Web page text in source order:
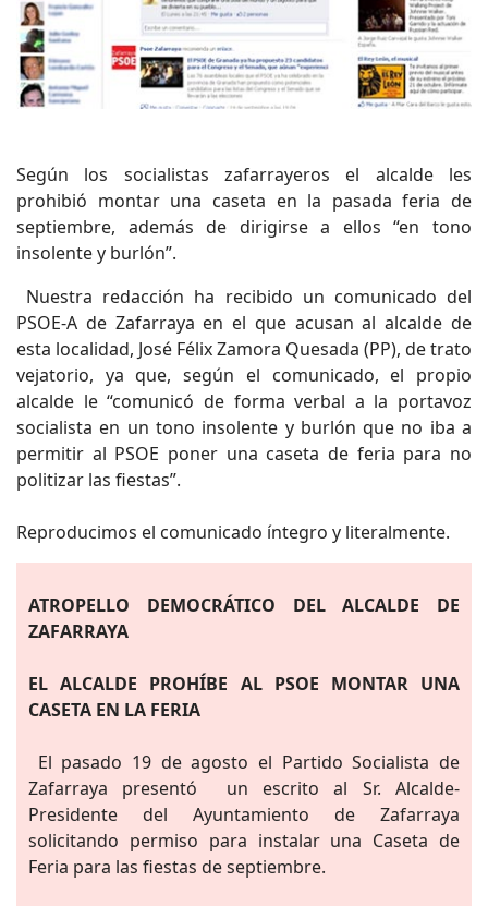
Según los socialistas zafarrayeros el alcalde les
prohibió montar una caseta en la pasada feria de
septiembre, además de dirigirse a ellos “en tono
insolente y burlón”.
Nuestra redacción ha recibido un comunicado del
PSOE-A de Zafarraya en el que acusan al alcalde de
esta localidad, José Félix Zamora Quesada (PP), de trato
vejatorio, ya que, según el comunicado, el propio
alcalde le “comunicó de forma verbal a la portavoz
socialista en un tono insolente y burlón que no iba a
permitir al PSOE poner una caseta de feria para no
politizar las fiestas”.
Reproducimos el comunicado íntegro y literalmente.
ATROPELLO DEMOCRÁTICO DEL ALCALDE DE
ZAFARRAYA
EL ALCALDE PROHÍBE AL PSOE MONTAR UNA
CASETA EN LA FERIA
El pasado 19 de agosto el Partido Socialista de
Zafarraya presentó un escrito al Sr. Alcalde-
Presidente del Ayuntamiento de Zafarraya
solicitando permiso para instalar una Caseta de
Feria para las fiestas de septiembre.